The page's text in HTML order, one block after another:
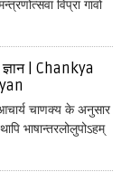
विप्रा गावो
| Chankya
चाणक्य के अनुसार
भाषान्तरलोलुपोऽहम्